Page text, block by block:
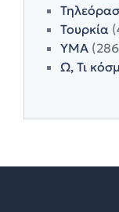
Τουρκία
ΥΜΑ
Ω, Τι